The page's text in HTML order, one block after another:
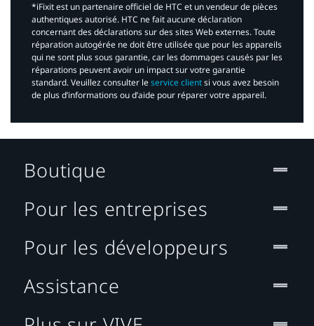
*iFixit est un partenaire officiel de HTC et un vendeur de pièces
authentiques autorisé. HTC ne fait aucune déclaration
concernant des déclarations sur des sites Web externes. Toute
réparation autogérée ne doit être utilisée que pour les appareils
qui ne sont plus sous garantie, car les dommages causés par les
réparations peuvent avoir un impact sur votre garantie
standard. Veuillez consulter leservice clientsi vous avez besoin
de plus d’informations ou d’aide pour réparer votre appareil.​
Boutique
Pour les entreprises
Pour les développeurs
Assistance